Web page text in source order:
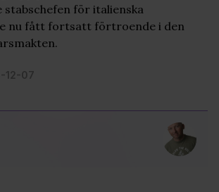
för italienska
nu fått fortsatt förtroende i den
12-07